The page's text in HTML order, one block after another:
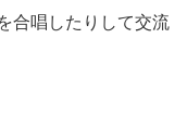
合唱したりして交流